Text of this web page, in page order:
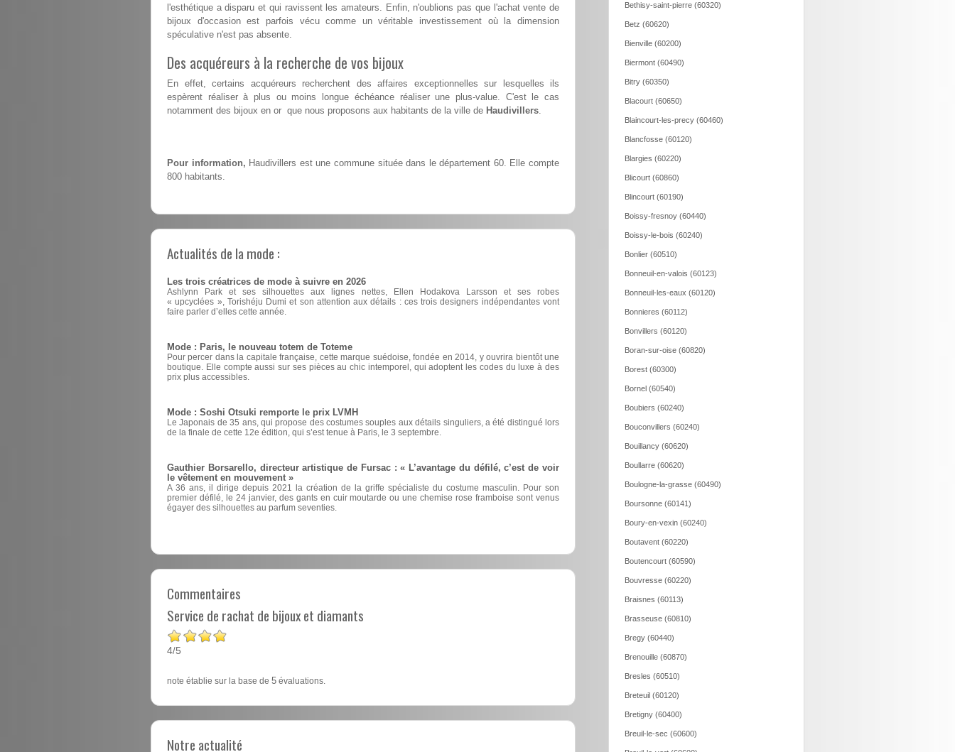
l'esthétique a disparu et qui ravissent les amateurs. Enfin, n'oublions pas que l'achat vente de
bijoux d'occasion est parfois vécu comme un véritable investissement où la dimension
spéculative n'est pas absente.
Des acquéreurs à la recherche de vos bijoux
En effet, certains acquéreurs recherchent des affaires exceptionnelles sur lesquelles ils
espèrent réaliser à plus ou moins longue échéance réaliser une plus-value. C'est le cas
notamment des bijoux en or que nous proposons aux habitants de la ville de Haudivillers
Pour information, Haudivillers est une commune située dans le département 60. Elle compte
800 habitants.
Actualités de la mode :
Les trois créatrices de mode à suivre en 2026
Ashlynn Park et ses silhouettes aux lignes nettes, Ellen Hodakova Larsson et ses robes
« upcyclées », Torishéju Dumi et son attention aux détails : ces trois designers indépendantes vont
faire parler d’elles cette année.
Mode : Paris, le nouveau totem de Toteme
Pour percer dans la capitale française, cette marque suédoise, fondée en 2014, y ouvrira bientôt une
boutique. Elle compte aussi sur ses pièces au chic intemporel, qui adoptent les codes du luxe à des
prix plus accessibles.
Mode : Soshi Otsuki remporte le prix LVMH
Le Japonais de 35 ans, qui propose des costumes souples aux détails singuliers, a été distingué lors
de la finale de cette 12e édition, qui s’est tenue à Paris, le 3 septembre.
Gauthier Borsarello, directeur artistique de Fursac : « L’avantage du défilé, c’est de voir
le vêtement en mouvement »
A 36 ans, il dirige depuis 2021 la création de la griffe spécialiste du costume masculin. Pour son
premier défilé, le 24 janvier, des gants en cuir moutarde ou une chemise rose framboise sont venus
égayer des silhouettes au parfum seventies.
Commentaires
Service de rachat de bijoux et diamants
4/5
note établie sur la base de 5 évaluations.
Notre actualité
Bethisy-saint-pierre (60320)
Betz (60620)
Bienville (60200)
Biermont (60490)
Bitry (60350)
Blacourt (60650)
Blaincourt-les-precy (60460)
Blancfosse (60120)
Blargies (60220)
Blicourt (60860)
Blincourt (60190)
Boissy-fresnoy (60440)
Boissy-le-bois (60240)
Bonlier (60510)
Bonneuil-en-valois (60123)
Bonneuil-les-eaux (60120)
Bonnieres (60112)
Bonvillers (60120)
Boran-sur-oise (60820)
Borest (60300)
Bornel (60540)
Boubiers (60240)
Bouconvillers (60240)
Bouillancy (60620)
Boullarre (60620)
Boulogne-la-grasse (60490)
Boursonne (60141)
Boury-en-vexin (60240)
Boutavent (60220)
Boutencourt (60590)
Bouvresse (60220)
Braisnes (60113)
Brasseuse (60810)
Bregy (60440)
Brenouille (60870)
Bresles (60510)
Breteuil (60120)
Bretigny (60400)
Breuil-le-sec (60600)